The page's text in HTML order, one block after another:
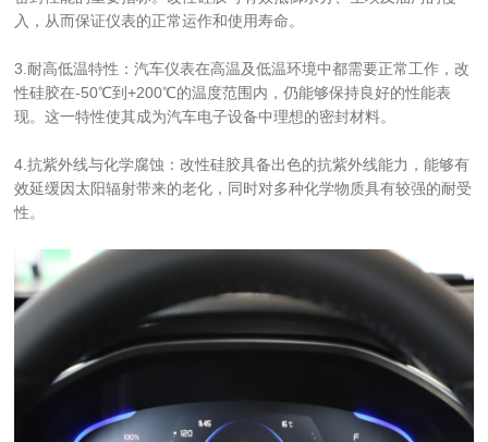
入，从而保证仪表的正常运作和使用寿命。
3.耐高低温特性：汽车仪表在高温及低温环境中都需要正常工作，改
性硅胶在-50℃到+200℃的温度范围内，仍能够保持良好的性能表
现。这一特性使其成为汽车电子设备中理想的密封材料。
4.抗紫外线与化学腐蚀：改性硅胶具备出色的抗紫外线能力，能够有
效延缓因太阳辐射带来的老化，同时对多种化学物质具有较强的耐受
性。